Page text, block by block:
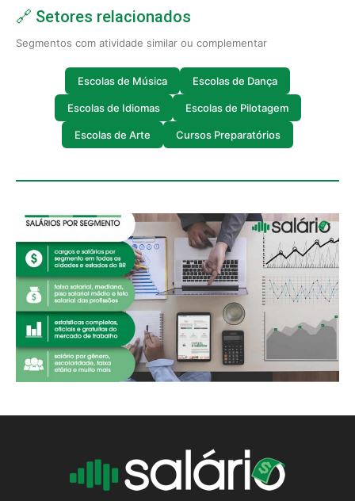
🔗 Setores relacionados
Segmentos com atividade similar ou complementar
Escolas de Música Escolas de Dança
Escolas de Idiomas Escolas de Pilotagem
Escolas de Arte Cursos Preparatórios